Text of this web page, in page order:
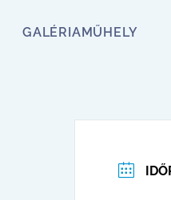
GALÉRIAMŰHELY